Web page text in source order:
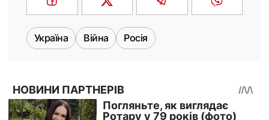
Україна Війна Росія